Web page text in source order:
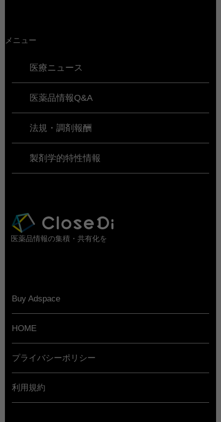
メニュー
医療ニュース
医薬品情報Q&A
法規・調剤報酬
製剤学的特性情報
医薬品情報の集積・共有化を
Buy Adspace
HOME
プライバシーポリシー
利用規約